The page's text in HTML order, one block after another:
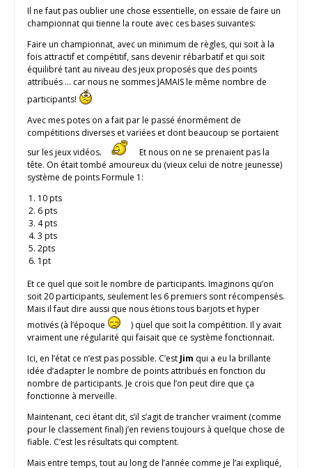
Il ne faut pas oublier une chose essentielle, on essaie de faire un
championnat qui tienne la route avec ces bases suivantes:
Faire un championnat, avec un minimum de règles, qui soit à la
fois attractif et compétitif, sans devenir rébarbatif et qui soit
équilibré tant au niveau des jeux proposés que des points
attribués … car nous ne sommes JAMAIS le même nombre de
participants!
Avec mes potes on a fait par le passé énormément de
compétitions diverses et variées et dont beaucoup se portaient
sur les jeux vidéos.
Et nous on ne se prenaient pas la
tête. On était tombé amoureux du (vieux celui de notre jeunesse)
système de points Formule 1:
10 pts
6 pts
4 pts
3 pts
2pts
1pt
Et ce quel que soit le nombre de participants. Imaginons qu’on
soit 20 participants, seulement les 6 premiers sont récompensés.
Mais il faut dire aussi que nous étions tous barjots et hyper
motivés (à l’époque
) quel que soit la compétition. Il y avait
vraiment une régularité qui faisait que ce système fonctionnait.
Ici, en l’état ce n’est pas possible. C’est Jim qui a eu la brillante
idée d’adapter le nombre de points attribués en fonction du
nombre de participants. Je crois que l’on peut dire que ça
fonctionne à merveille.
Maintenant, ceci étant dit, s’il s’agit de trancher vraiment (comme
pour le classement final) j’en reviens toujours à quelque chose de
fiable. C’est les résultats qui comptent.
Mais entre temps, tout au long de l’année comme je l’ai expliqué,